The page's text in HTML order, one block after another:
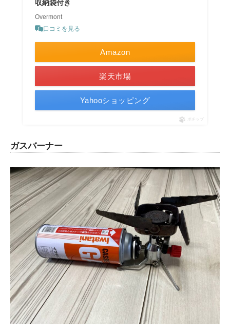
収納袋付き
Overmont
口コミを見る
Amazon
楽天市場
Yahooショッピング
ポチップ
ガスバーナー